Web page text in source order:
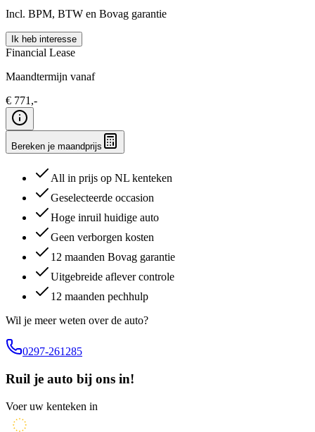
Incl. BPM, BTW en Bovag garantie
Ik heb interesse
Financial Lease
Maandtermijn vanaf
€ 771 ,-
Bereken je maandprijs
All in prijs op NL kenteken
Geselecteerde occasion
Hoge inruil huidige auto
Geen verborgen kosten
12 maanden Bovag garantie
Uitgebreide aflever controle
12 maanden pechhulp
Wil je meer weten over de auto?
0297-261285
Ruil je auto bij ons in!
Voer uw kenteken in